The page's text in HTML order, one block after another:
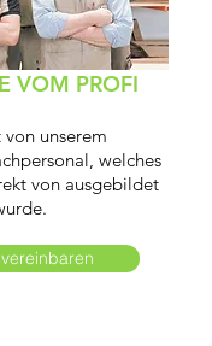
VOM PROFI
unserem
welches
von ausgebildet